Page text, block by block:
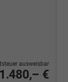
€
ausweisbar